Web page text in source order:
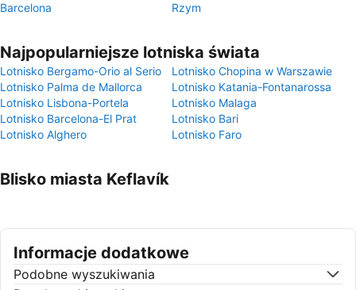
Barcelona
Rzym
Najpopularniejsze lotniska świata
Lotnisko Bergamo-Orio al Serio
Lotnisko Chopina w Warszawie
Lotnisko Palma de Mallorca
Lotnisko Katania-Fontanarossa
Lotnisko Lisbona-Portela
Lotnisko Malaga
Lotnisko Barcelona-El Prat
Lotnisko Bari
Lotnisko Alghero
Lotnisko Faro
Blisko miasta Keflavík
Informacje dodatkowe
Podobne wyszukiwania